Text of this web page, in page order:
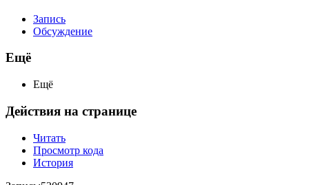
Запись
Обсуждение
Ещё
Ещё
Действия на странице
Читать
Просмотр кода
История